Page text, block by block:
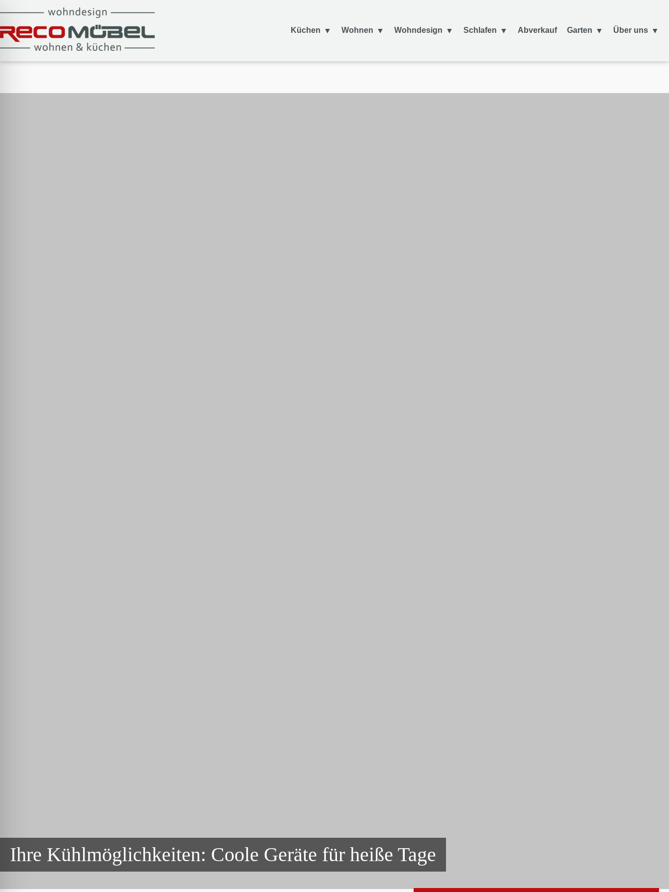
Küchen Wohnen Wohndesign Schlafen Abverkauf Garten Über uns
Ihre Kühlmöglichkeiten: Coole Geräte für heiße Tage